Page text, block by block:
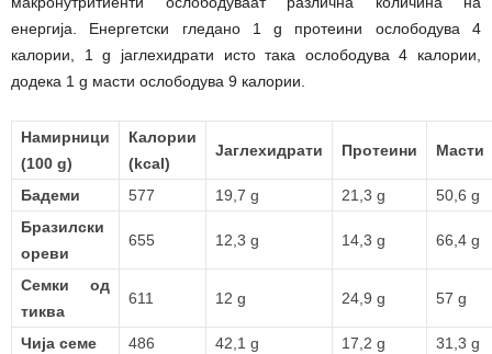
енергија. Енергетски гледано 1 g протеини ослободува 4
калории, 1 g јаглехидрати исто така ослободува 4 калории,
додека 1 g масти ослободува 9 калории.
Намирници
(100 g)
Калории
(kcal)
Јаглехидрати Протеини Масти
Бадеми 577 19,7 g 21,3 g
50,6 g
Бразилски
ореви
655 12,3 g 14,3 g 66,4 g
Семки од
тиква
611 12 g 24,9 g 57 g
Чија семе 486 42,1 g 17,2 g
31,3 g